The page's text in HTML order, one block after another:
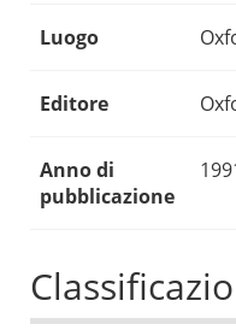
Luogo
Editore
Anno di
pubblicazione